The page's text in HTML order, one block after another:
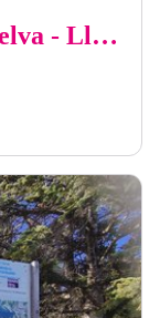
(E12 - GR 92) Port de la Selva - Llançà